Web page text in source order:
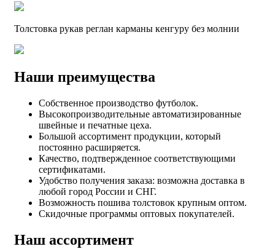
Толстовка рукав реглан карманы кенгуру без молнии
Наши преимущества
Собственное производство футболок.
Высокопроизводительные автоматизированные
швейные и печатные цеха.
Большой ассортимент продукции, который
постоянно расширяется.
Качество, подтвержденное соответствующими
сертификатами.
Удобство получения заказа: возможна доставка в
любой город России и СНГ.
Возможность пошива толстовок крупным оптом.
Скидочные программы оптовых покупателей.
Наш ассортимент